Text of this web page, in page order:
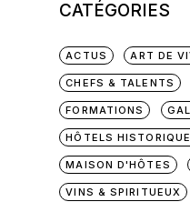
CATÉGORIES
ACTUS ART DE
CHEFS & TALENTS
FORMATIONS
HÔTELS
MAISON D'HÔTES
VINS & SPIRITUEUX